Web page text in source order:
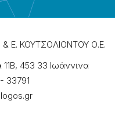
& Ε. ΚΟΥΤΣΟΛΙΟΝΤΟΥ Ο.Ε.
453 33 Ιωάννɩνα
- 33791